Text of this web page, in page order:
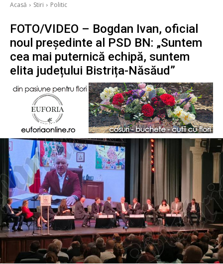
Acasă Stiri Politic
FOTO/VIDEO – Bogdan Ivan, oficial
noul președinte al PSD BN: „Suntem
cea mai puternică echipă, suntem
elita județului Bistrița-Năsăud”